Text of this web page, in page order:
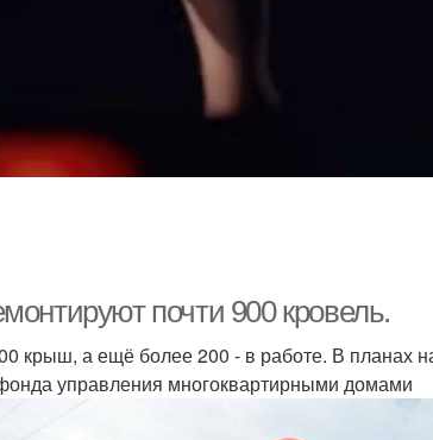
почти 900 кровель.
крыш, а ещё более 200 - в работе. В планах
управления многоквартирными домами